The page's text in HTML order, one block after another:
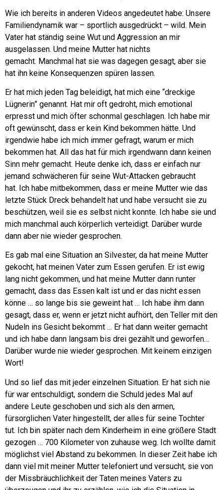
Wie ich bereits in anderen Videos angedeutet habe: Unsere
Familiendynamik war – sportlich ausgedrückt – wild. Mein
Vater hat ständig seine Wut und Aggression an mir
ausgelassen. Und meine Mutter hat nichts
gemacht. Manchmal hat sie was dagegen gesagt, aber sie
hat ihn keine Konsequenzen spüren lassen.
Er hat mich jeden Tag beleidigt, hat mich eine “dreckige
Lügnerin” genannt. Hat mir oft gedroht, mich emotional
erpresst und mich öfter schonmal geschlagen. Ich habe mir
oft gewünscht, dass er kein Kind bekommen hätte. Und
irgendwie habe ich mich immer gefragt, warum er mich
bekommen hat. All das hat für mich irgendwann dann keinen
Sinn mehr gemacht. Heute denke ich, dass er einfach nur
jemand schwächeren für seine Wut-Attacken gebraucht
hat. Ich habe mitbekommen, dass er meine Mutter wie das
letzte Stück Dreck behandelt hat und habe versucht sie zu
beschützen, weil sie es selbst nicht konnte. Ich habe sie und
mich manchmal auch körperlich verteidigt. Darüber wurde
dann aber nie wieder gesprochen.
Es gab mal eine Situation an Silvester, da hat meine Mutter
gekocht, hat meinen Vater zum Essen gerufen. Er ist ewig
lang nicht gekommen, und hat meine Mutter dann runter
gemacht, dass das Essen kalt ist und er das nicht essen
könne … so lange bis sie geweint hat … Ich habe ihm dann
gesagt, dass er, wenn er jetzt nicht aufhört, den Teller mit den
Nudeln ins Gesicht bekommt … Er hat dann weiter gemacht
und ich habe dann langsam bis drei gezählt und geworfen…
Darüber wurde nie wieder gesprochen. Mit keinem einzigen
Wort!
Und so lief das mit jeder einzelnen Situation. Er hat sich nie
für war entschuldigt, sondern die Schuld jedes Mal auf
andere Leute geschoben und sich als den armen,
fürsorglichen Vater hingestellt, der alles für seine Tochter
tut. Ich bin später nach dem Kinderheim in eine größere Stadt
gezogen … 700 Kilometer von zuhause weg. Ich wollte damit
möglichst viel Abstand zu bekommen. In dieser Zeit habe ich
dann viel mit meiner Mutter telefoniert und versucht, sie von
der Missbräuchlichkeit der Taten meines Vaters zu